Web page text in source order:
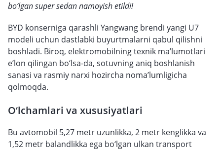
bo‘lgan super sedan namoyish etildi!
BYD konserniga qarashli Yangwang brendi yangi U7
modeli uchun dastlabki buyurtmalarni qabul qilishni
boshladi. Biroq, elektromobilning texnik ma’lumotlari
e’lon qilingan bo‘lsa-da, sotuvning aniq boshlanish
sanasi va rasmiy narxi hozircha noma’lumligicha
qolmoqda.
O‘lchamlari va xususiyatlari
Bu avtomobil 5,27 metr uzunlikka, 2 metr kenglikka va
1,52 metr balandlikka ega bo‘lgan ulkan transport